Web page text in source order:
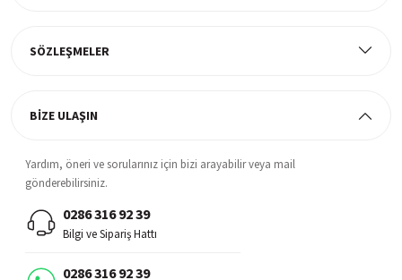
SÖZLEŞMELER
BİZE ULAŞIN
Yardım, öneri ve sorularınız için bizi arayabilir veya mail
gönderebilirsiniz.
0286 316 92 39
Bilgi ve Sipariş Hattı
0286 316 92 39